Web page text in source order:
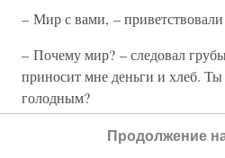
– Мир с вами, –
– Почему мир? – следовал
приносит мне деньги и хлеб. Ты
голодным?
Жители Страсбурга не пустили
Продолжение